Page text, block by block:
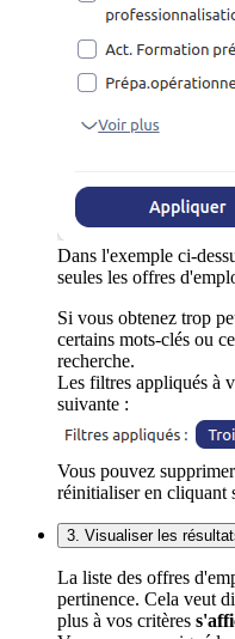
Dans l'exemple ci-
seules les offres
Si vous obtenez trop
certains mots-clés ou
recherche.
Les filtres appliqués à
suivante :
Vous pouvez
réinitialiser en cliquant
3. Visualiser les
La liste des offres
pertinence. Cela veut
plus à vos critères